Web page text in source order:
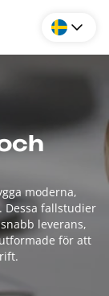
moderna,
Dessa fallstudier
leverans,
för att